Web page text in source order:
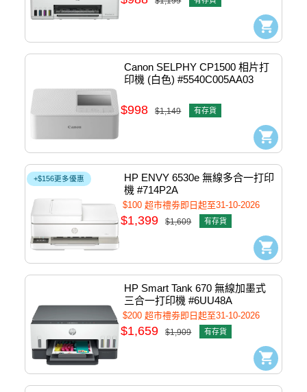
Canon SELPHY CP1500 相片打
印機 (白色) #5540C005AA03
$998 $1,149 有存貨
+$156更多優惠
HP ENVY 6530e 無線多合一打印
機 #714P2A
$100 超市禮劵即日起至31-10-2026
$1,399 $1,609 有存貨
HP Smart Tank 670 無線加墨式
三合一打印機 #6UU48A
$200 超市禮劵即日起至31-10-2026
$1,659 $1,909 有存貨